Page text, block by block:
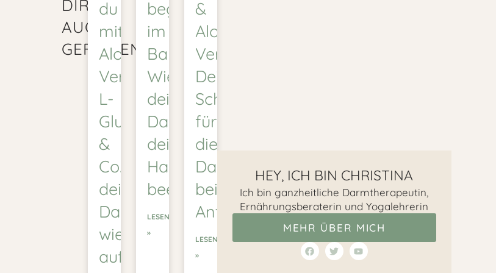
DIR
AUCH
GEFALLEN:
du
mit
Aloe
Vera,
L-
Glutamin
&
Co.
deine
Darmschleimhaut
wieder
aufbaust
beginnt
im
Bauch:
Wie
dein
Darm
deine
Haut
beeinflusst
LESEN
»
&
Aloe
Vera:
Dein
Schutzschild
für
die
Darmflora
bei
Antibiotika
LESEN
»
HEY, ICH BIN CHRISTINA
Ich bin ganzheitliche Darmtherapeutin,
Ernährungsberaterin und Yogalehrerin
MEHR ÜBER MICH